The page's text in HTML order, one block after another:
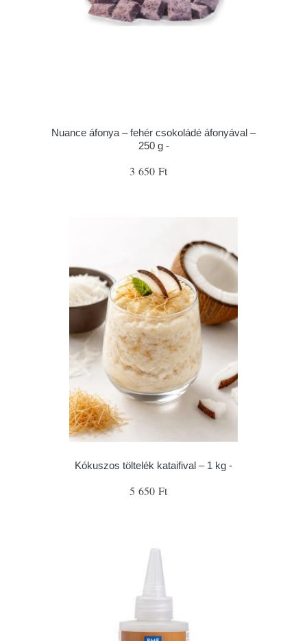
Nuance áfonya – fehér csokoládé áfonyával –
250 g -
3 650 Ft
Kókuszos töltelék kataifival – 1 kg -
5 650 Ft